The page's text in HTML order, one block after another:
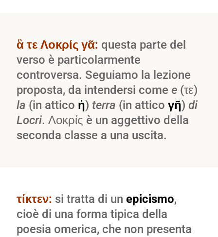
ἃ τε Λοκρίς γᾶ: questa parte del
verso è particolarmente
controversa. Seguiamo la lezione
proposta, da intendersi come e (τε)
la (in attico ἡ) terra (in attico γῆ) di
Locri. Λοκρίς è un aggettivo della
seconda classe a una uscita.
τίκτεν: si tratta di un epicismo,
cioè di una forma tipica della
poesia omerica, che non presenta